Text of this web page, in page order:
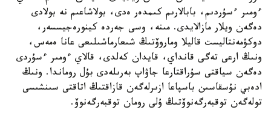
ءومىر ءسۇردىم، بابالارىم كىمدەر ەدى، بولاشاعىم نە بولادى
دەگەن ويلار مازالايدى. مىنە، وسى جەردە كينورەجيسسەر،
دوكۋمەنتاليست قاليلا وماروۆتىڭ شىعارماشىلىعى عانا ەمەس،
ونىڭ ارعى تەگى قانداي، قايدان كەلدى، قالاي ءومىر ءسۇردى
دەگەن سياقتى سۇراقتارعا جاۋاپ بەرىلەدى بۇل روماندا. ونىڭ
ادەبي نۇسقاسىن باسپاعا ازىرلەگەن قازاقتىڭ اتاقتى سىنشىسى
تولەگەن توقبەرگەنوۆتىڭ ۇلى رومان توقبەرگەنوۆ.